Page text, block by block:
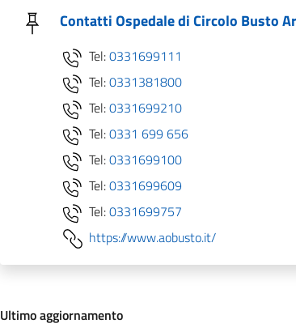
Contatti Ospedale di Circolo Busto
Tel:0331699111
Tel:0331381800
Tel:0331699210
Tel:0331 699 656
Tel:0331699100
Tel:0331699609
Tel:0331699757
https://www.aobusto.it/
Ultimo aggiornamento